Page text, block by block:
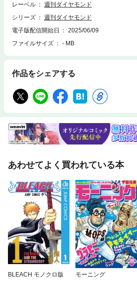
「勝算」と「孫さんの思考回路」 後藤芳光●
執行役員CFO（最高財務責任者）「Part 2」ト
業も震撼！ トランプ半導体関税の真の標的ト
「台湾との連携強化」を表明 米エヌビディア
「パワー半導体再編」の行方 ルネサスとロー
「Part 3」国策半導体と日本企業の逆襲国策
マン「政官財30人の実名」を大公開！ 政府
援」の裏事情Interview 経済安保のドン・甘利
激白 国策ラピダス支援と「10兆円枠」大盤
供給で「逆転劇」の舞台裏 韓国サムスン対
view 新潟の材料メーカーがTSMCに重用さ
給網で存在感を放つナミックス社長を直撃
「和製生成AI」で逆襲！製造業のノウハウを
東芝が「非・自前」生成AIサービスで大攻勢
2】わが子に最強の中高一貫校＆塾 第2弾【
ニアによる三井住友建設“電撃買収”全内幕！
「黒幕」の正体とは？NTTとSBIが「巨大提携
ら一転ドコモが住信SBIネット銀行を買収へ「
国通貨当局による米国債保有額（2025年3月
債券市場から米政府に警告 「支払いはこれか
ラブ、高収益事業に「Diamondマーケットラ
月」！？ トランプ禍で現状維持の真意鈴木
ー日本の超長期金利上昇は円買いではなく「
ほ銀行チーフマーケット・エコノミスト【連
決断（最終回）池上彰と増田ユリヤの世界最
郎のゴルフIQを高めよう！井手ゆきえ／カラ
レーベル
週刊ダイヤモンド
シリーズ
週刊ダイヤモンド
電子版配信開始日
2025/06/09
ファイルサイズ
- MB
作品をシェアする
あわせてよく買われている本
BLEACH モノクロ版 モーニング